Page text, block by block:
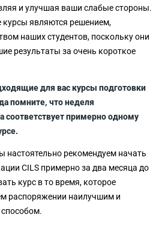
и улучшая ваши слабые стороны.
являются решением,
наших студентов, поскольку они
результаты за очень короткое
для вас курсы подготовки
помните, что неделя
соответствует примерно одному
настоятельно рекомендуем начать
CILS примерно за два месяца до
курс в то время, которое
распоряжении наилучшим и